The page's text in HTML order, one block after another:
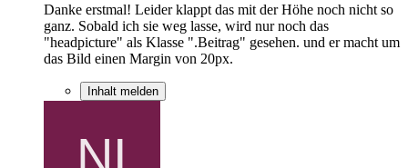
Danke erstmal! Leider klappt das mit der Höhe noch nicht so
ganz. Sobald ich sie weg lasse, wird nur noch das
"headpicture" als Klasse ".Beitrag" gesehen. und er macht um
das Bild einen Margin von 20px.
Inhalt melden